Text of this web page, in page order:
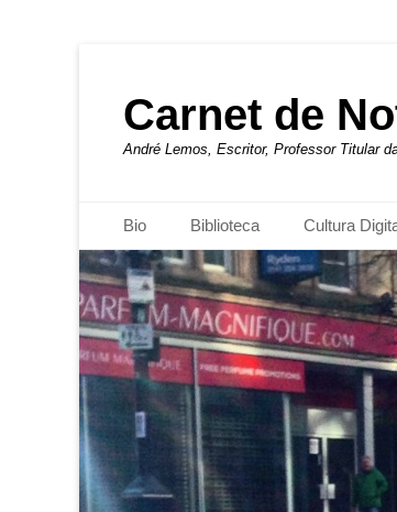
Carnet de
André Lemos, Escritor, Professor Titular
Menu principal
para
o
conteúdo
Bio Biblioteca Cultura